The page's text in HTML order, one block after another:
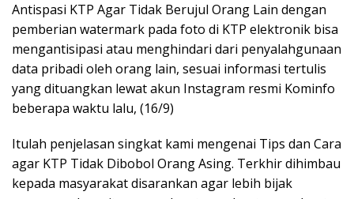
Antispasi KTP Agar Tidak Berujul Orang Lain dengan
pemberian watermark pada foto di KTP elektronik bisa
mengantisipasi atau menghindari dari penyalahgunaan
data pribadi oleh orang lain, sesuai informasi tertulis
yang dituangkan lewat akun Instagram resmi Kominfo
beberapa waktu lalu, (16/9)
Itulah penjelasan singkat kami mengenai Tips dan Cara
agar KTP Tidak Dibobol Orang Asing. Terkhir dihimbau
kepada masyarakat disarankan agar lebih bijak